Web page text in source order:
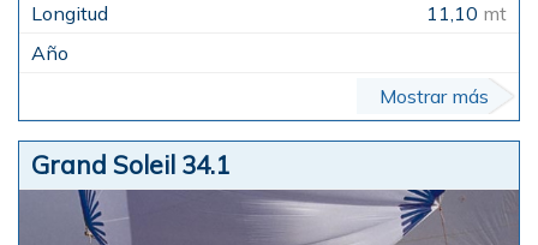
11,10 mt
Mostrar más
Grand Soleil 34.1